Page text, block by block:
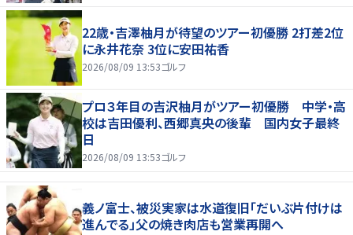
22歳・吉澤柚月が待望のツアー初優勝 2打差2位
に永井花奈 3位に安田祐香
2026/08/09 13:53ゴルフ
プロ３年目の吉沢柚月がツアー初優勝 中学・高
校は吉田優利、西郷真央の後輩 国内女子最終
日
2026/08/09 13:53ゴルフ
義ノ富士、被災実家は水道復旧「だいぶ片付けは
進んでる」父の焼き肉店も営業再開へ